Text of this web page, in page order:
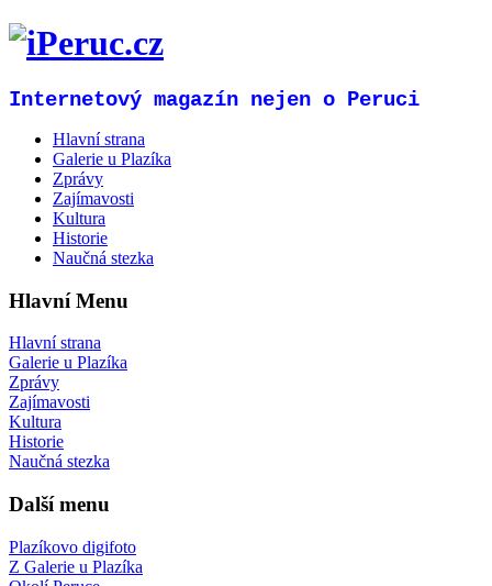
Internetový magazín nejen o Peruci
Hlavní strana
Galerie u Plazíka
Zprávy
Zajímavosti
Kultura
Historie
Naučná stezka
Hlavní Menu
Hlavní strana
Galerie u Plazíka
Zprávy
Zajímavosti
Kultura
Historie
Naučná stezka
Další menu
Plazíkovo digifoto
Z Galerie u Plazíka